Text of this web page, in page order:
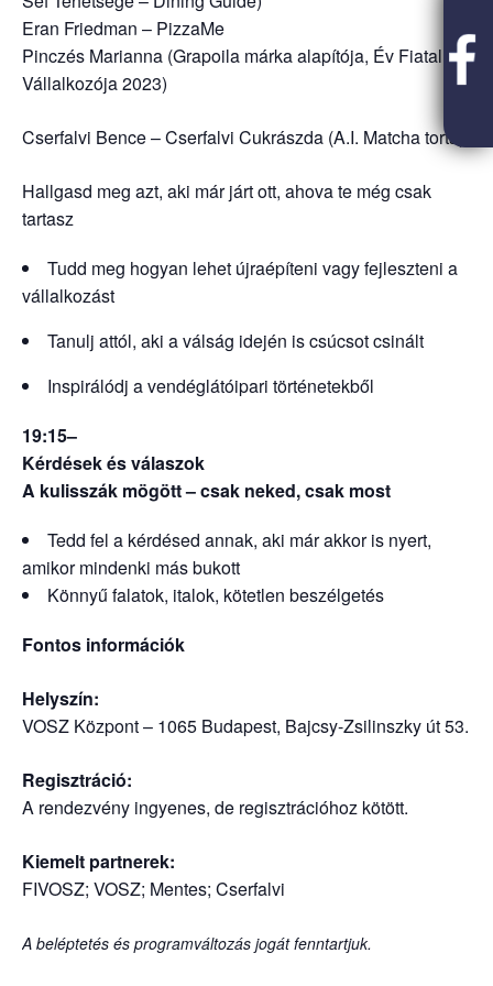
Eran Friedman – PizzaMe
Pinczés Marianna (Grapoila márka alapítója, Év Fiatal
Vállalkozója 2023)
Cserfalvi Bence – Cserfalvi Cukrászda (A.I. Matcha torta)
Hallgasd meg azt, aki már járt ott, ahova te még csak
tartasz
Tudd meg hogyan lehet újraépíteni vagy fejleszteni a
vállalkozást
Tanulj attól, aki a válság idején is csúcsot csinált
Inspirálódj a vendéglátóipari történetekből
19:15–
Kérdések és válaszok
A kulisszák mögött – csak neked, csak most
Tedd fel a kérdésed annak, aki már akkor is nyert,
amikor mindenki más bukott
Könnyű falatok, italok, kötetlen beszélgetés
Fontos információk
Helyszín:
VOSZ Központ – 1065 Budapest, Bajcsy-Zsilinszky út 53.
Regisztráció:
A rendezvény ingyenes, de regisztrációhoz kötött.
Kiemelt partnerek:
FIVOSZ; VOSZ; Mentes; Cserfalvi
A beléptetés és programváltozás jogát fenntartjuk.